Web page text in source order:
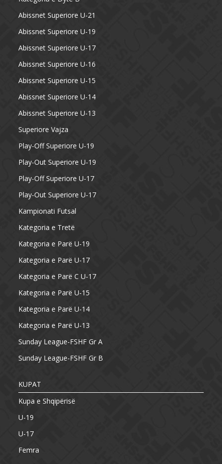
Abissnet Superiore U-21
Abissnet Superiore U-19
Abissnet Superiore U-17
Abissnet Superiore U-16
Abissnet Superiore U-15
Abissnet Superiore U-14
Abissnet Superiore U-13
Superiore Vajza
Play-Off Superiore U-19
Play-Out Superiore U-19
Play-Off Superiore U-17
Play-Out Superiore U-17
Kampionati Futsal
Kategoria e Tretë
Kategoria e Parë U-19
Kategoria e Parë U-17
Kategoria e Parë C U-17
Kategoria e Parë U-15
Kategoria e Parë U-14
Kategoria e Parë U-13
Sunday League-FSHF Gr A
Sunday League-FSHF Gr B
KUPAT
Kupa e Shqipërisë
U-19
U-17
Femra